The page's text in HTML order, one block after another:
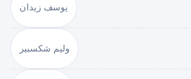
يوسف زيدان
وليم شكسبير